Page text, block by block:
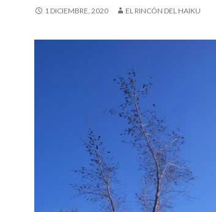
1 DICIEMBRE, 2020 EL RINCÓN DEL HAIKU